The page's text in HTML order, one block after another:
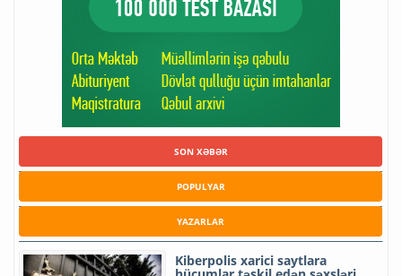
SON XƏBƏR
POPULYAR
YAZARLAR
Kiberpolis xarici saytlara